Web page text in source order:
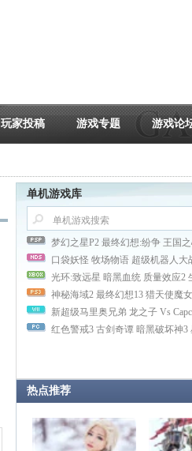
玩家投稿 游戏专题 游戏论
单机游戏库
梦幻之星P2 最终幻想:纷争 王国
口袋妖怪 牧场物语 超级机器人大
光环:致远星 暗黑血统 质量效应2
神秘海域2 最终幻想13 猎天使魔女
新超级马里奥兄弟 龙之子 Vs
红色警戒3 古剑奇谭 暗黑破坏神3
热点推荐